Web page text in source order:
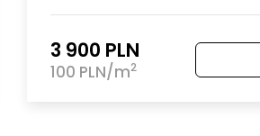
3 900 PLN
100 PLN/m2